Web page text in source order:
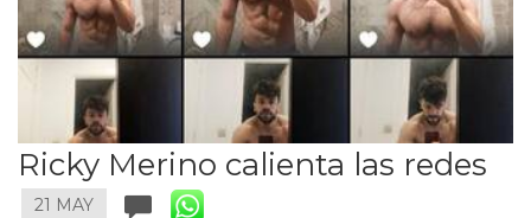
Ricky Merino calienta las redes
21 MAY